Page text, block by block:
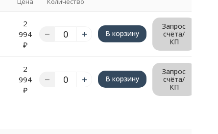
2
994
₽
В корзину
Запрос
счёта/
КП
2
994
₽
В корзину
Запрос
счёта/
КП